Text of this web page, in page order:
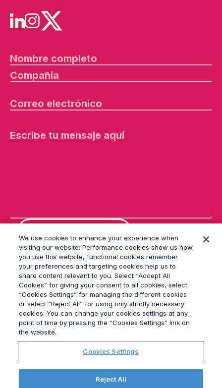
P
o
a
c
© 2026Grayling
Ley contra la esclavitud moderna
política de privacidad
Ley contra la esclavitud moderna
Ética
Elections Hub
We use cookies to enhance your experience when
visiting our website: Performance cookies show us how
you use this website, functional cookies remember
your preferences and targeting cookies help us to
share content relevant to you. Select “Accept All
Cookies” for giving your consent to all cookies, select
“Cookies Settings” for managing the different cookies
or select “Reject All” for using only strictly necessary
cookies. You can change your cookies settings at any
point of time by pressing the “Cookies Settings” link on
the website.
Cookies Settings
Reject All